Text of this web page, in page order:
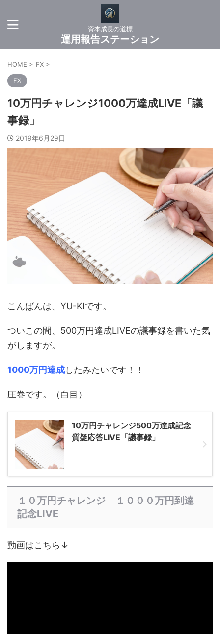
資本成長の道標
運用報告ステーション
HOME > FX >
FX
10万円チャレンジ1000万達成LIVE「議
事録」
2019年6月29日
こんばんは、YU-KIです。
ついこの間、500万円達成LIVEの議事録を書いた気
がしますが。
1000万円達成したみたいです！！
圧巻です。（白目）
10万円チャレンジ500万達成記念
質疑応答LIVE「議事録」
１０万円チャレンジ １０００万円到達
記念LIVE
動画はこちら↓